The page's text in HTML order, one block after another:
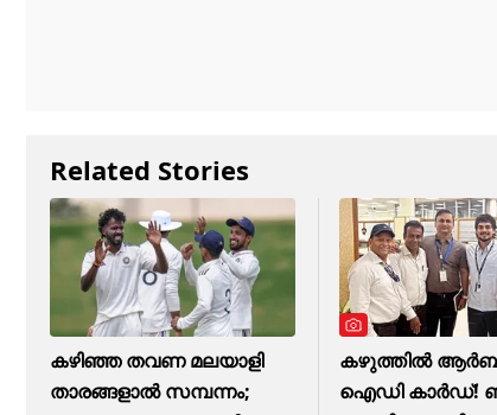
Related Stories
കഴിഞ്ഞ തവണ മലയാളി
താരങ്ങളാല്‍ സമ്പന്നം;
കഴുത്തില്‍
ഐഡി കാര്‍ഡ്!